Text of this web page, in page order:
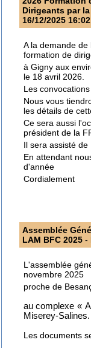
Dirigeants par
16/12/2025 16:02
A la demande
formation de
à Gigny aux
le 18 avril 2026.
Les
Nous vous
les détails de
Ce sera aussi
président de la
Il sera assisté de
En attendant
d'année
Cordialement
Assemblée
LAM BFC 2025 -
L'assemblée
novembre 2025
proche de
au complexe «
Miserey-Salines.
Les documents